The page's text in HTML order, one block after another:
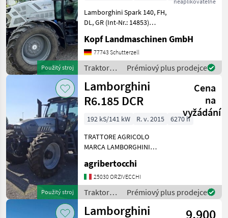
Použitý stroj
Fronthydraulik,
Druckluft &
Lamborghini Spark 140, FH,
DL, GR (Int-Nr.: 14853)
Betriebsstunden,
Powershuttle
Fronthydraulik Sauter, 2-
Kreisdruckluftanlage, drei
Lastschaltstuf
Kopf Landmaschinen GmbH
77743 Schutterzell
Traktory /
Lamborghini
Prémiový plus prodejce
Použitý stroj
Lamborghini
R6.185 DCR
Cena
na
vyžádání
192 kS/141 kW R. v. 2015
6270 h
TRATTORE AGRICOLO
MARCA LAMBORGHINI
POTENZA 192CV ORE
LAVORATE 6270 MOTORE
Deutz TCD 2012 L06 2V
CAMBIO SEMI-POWERSHIFT
PNEUMATICI A
agribertocchi
25030 ORZIVECCHI
Traktory /
Lamborghini
Prémiový plus prodejce
Lamborghini
9.900